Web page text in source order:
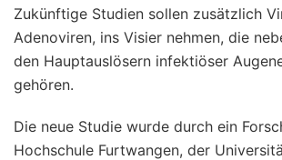
Zukünftige Studien sollen zusätzlich
Adenoviren, ins Visier nehmen, die
den Hauptauslösern infektiöser
gehören.
Die neue Studie wurde durch ein
Hochschule Furtwangen, der